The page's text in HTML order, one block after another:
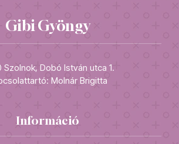
Gibi Gyöngy
Szolnok, Dobó István utca 1.
Molnár Brigitta
Információ